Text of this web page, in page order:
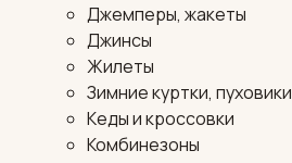
Джемперы, жакеты
Джинсы
Жилеты
Зимние куртки, пуховики
Кеды и кроссовки
Комбинезоны